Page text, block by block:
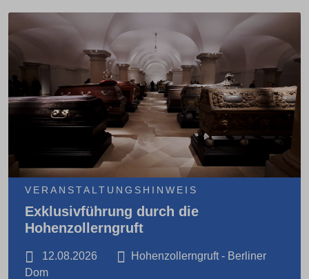
VERANSTALTUNGSHINWEIS
Exklusivführung durch die
Hohenzollerngruft
12.08.2026
Hohenzollerngruft - Berliner
Dom